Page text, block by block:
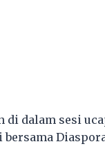
di dalam sesi
bersama